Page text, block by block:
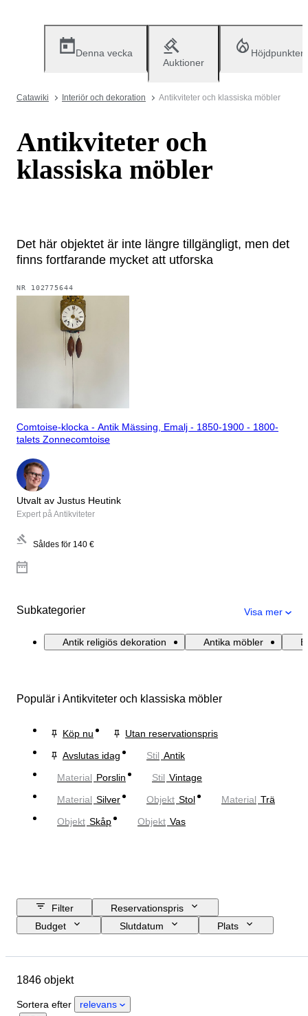
Denna vecka
Auktioner
Höjdpunkter
Catawiki Interiör och dekoration Antikviteter och klassiska möbler
Antikviteter och
klassiska möbler
Det här objektet är inte längre tillgängligt, men det
finns fortfarande mycket att utforska
NR 102775644
Comtoise-klocka - Antik Mässing, Emalj - 1850-1900 - 1800-
talets Zonnecomtoise
Utvalt av Justus Heutink
Expert på Antikviteter
Såldes för 140 €
Subkategorier Visa mer
Antik religiös dekoration Antika möbler
Populär i Antikviteter och klassiska möbler
Köp nu
Utan reservationspris
Avslutas idag
Stil Antik
Material Porslin Stil Vintage
Material Silver Objekt Stol Material Trä
Objekt Skåp Objekt Vas
Filter
Reservationspris
Budget
Slutdatum
Plats
Material
Certifiering
1846 objekt
Sortera efter relevans